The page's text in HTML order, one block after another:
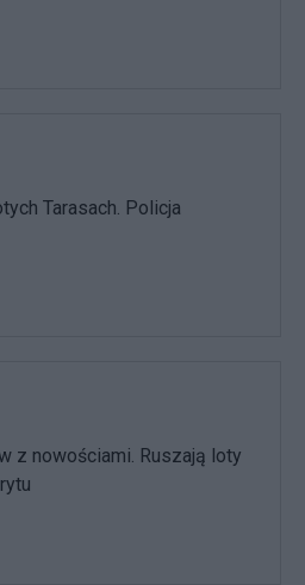
Tarasach. Policja
z nowościami. Ruszają loty